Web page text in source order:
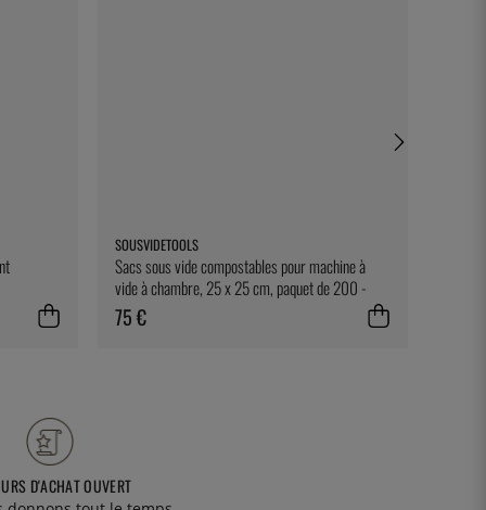
SOUSVIDETOOLS
Sacs sous vide compostables pour machine à
vide à chambre, 25 x 25 cm, paquet de 200 -
SousVideTools
75 €
D'ACHAT OUVERT